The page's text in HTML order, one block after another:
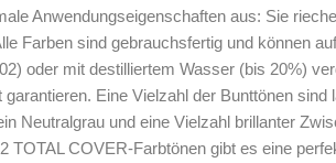
Anwendungseigenschaften aus: Sie
Farben sind gebrauchsfertig und können
oder mit destilliertem Wasser (bis 20%)
Eine Vielzahl der Bunttönen
Neutralgrau und eine Vielzahl brillanter
COVER-Farbtönen gibt es eine